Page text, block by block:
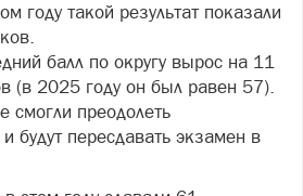
году такой результат показали
балл по округу вырос на 11
(в 2025 году он был равен 57).
смогли преодолеть
будут пересдавать экзамен в